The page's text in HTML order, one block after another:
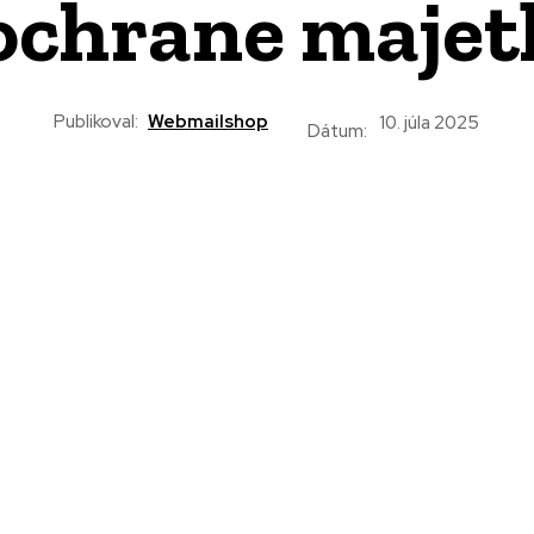
Publikoval: Webmailshop Dátum: 10. júla 2025